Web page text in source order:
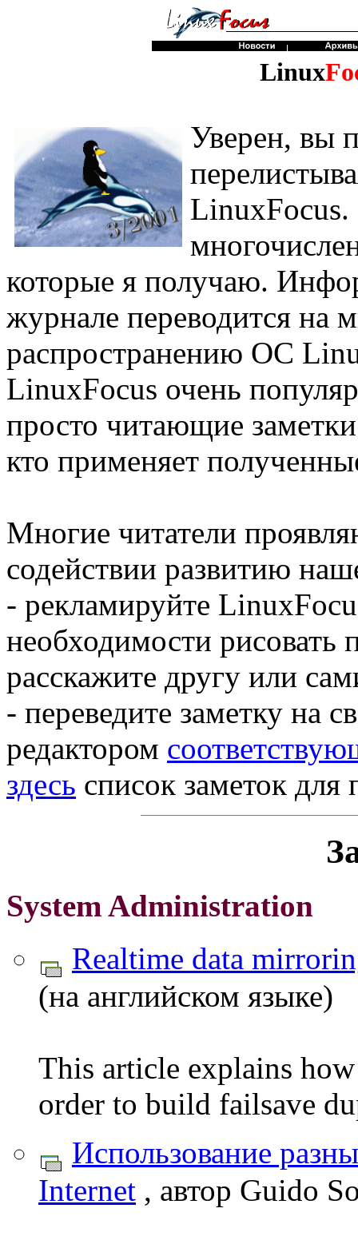
Linux
Уверен, вы
которые я получаю.
журнале переводится на
распространению ОС
LinuxFocus очень
просто читающие
кто применяет
Многие читатели
содействии развитию
- рекламируйте
необходимости рисовать
расскажите другу или
- переведите заметку на
редактором
здесь список заметок для
System Administration
Realtime data
(на английском языке)
This article explains
order to build failsave
Использование
Internet , автор Guido